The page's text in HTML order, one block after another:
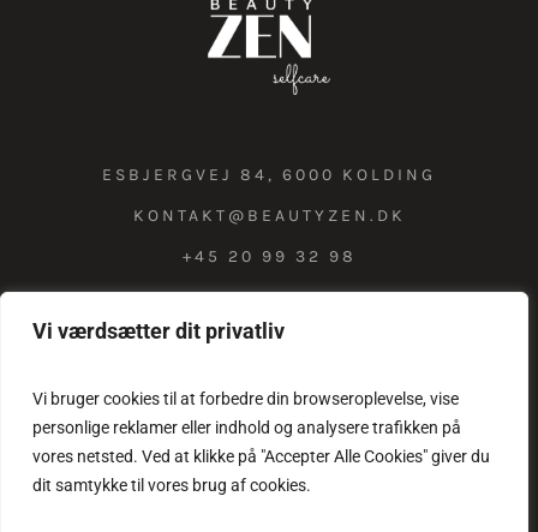
Vi værdsætter dit privatliv
Vi bruger cookies til at forbedre din browseroplevelse, vise
personlige reklamer eller indhold og analysere trafikken på
vores netsted. Ved at klikke på "Accepter Alle Cookies" giver du
dit samtykke til vores brug af cookies.
ESBJERGVEJ 84, 6000 KOLDING
KONTAKT@BEAUTYZEN.DK
+45 20 99 32 98
COOKIE & PRIVATLIVSPOLITIK